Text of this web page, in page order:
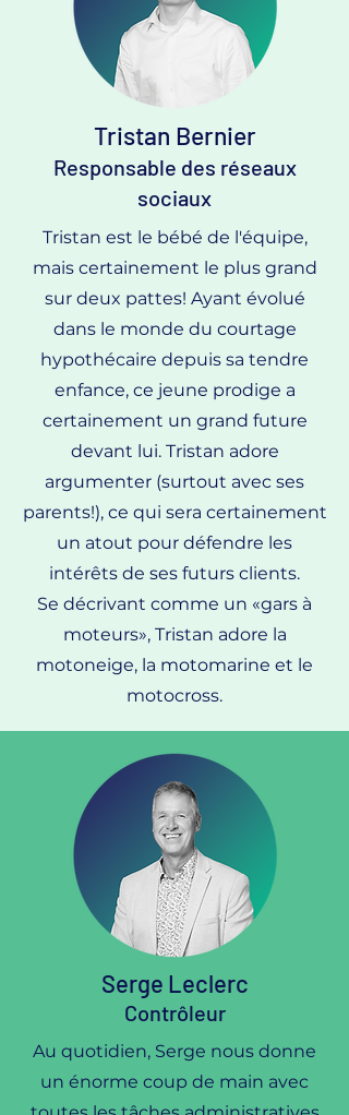
Tristan Bernier
Responsable des réseaux
sociaux
Tristan est le bébé de l'équipe,
mais certainement le plus grand
sur deux pattes! Ayant évolué
dans le monde du courtage
hypothécaire depuis sa tendre
enfance, ce jeune prodige a
certainement un grand future
devant lui. Tristan adore
argumenter (surtout avec ses
parents!), ce qui sera certainement
un atout pour défendre les
intérêts de ses futurs clients.
Se décrivant comme un «gars à
moteurs», Tristan adore la
motoneige, la motomarine et le
motocross.
Serge Leclerc
Contrôleur
Au quotidien, Serge nous donne
un énorme coup de main avec